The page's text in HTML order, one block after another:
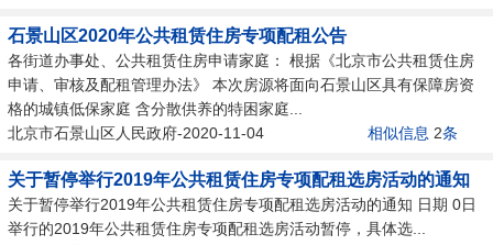
石景山区2020年公共租赁住房专项配租公告
各街道办事处、公共租赁住房申请家庭： 根据《北京市公共租赁住房
申请、审核及配租管理办法》 本次房源将面向石景山区具有保障房资
格的城镇低保家庭 含分散供养的特困家庭...
北京市石景山区人民政府-2020-11-04
相似信息 2条
关于暂停举行2019年公共租赁住房专项配租选房活动的通知
关于暂停举行2019年公共租赁住房专项配租选房活动的通知 日期 0日
举行的2019年公共租赁住房专项配租选房活动暂停，具体选...